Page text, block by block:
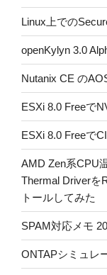
Linux上での
openKylyn 3.0
Nutanix CE の
ESXi 8.0 Freeで
ESXi 8.0 Freeで
AMD Zen系CPU
Thermal Driverを
トールしてみた
SPAM対応メモ
ONTAPシミュレ